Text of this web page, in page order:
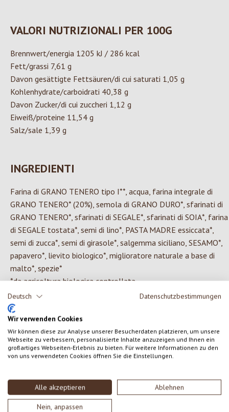
Deutsch Datenschutzbestimmungen
Wir verwenden Cookies
Wir können diese zur Analyse unserer Besucherdaten platzieren, um unsere
Webseite zu verbessern, personalisierte Inhalte anzuzeigen und Ihnen ein
großartiges Webseiten-Erlebnis zu bieten. Für weitere Informationen zu den
von uns verwendeten Cookies öffnen Sie die Einstellungen.
Alle akzeptieren Ablehnen
Nein, anpassen
VALORI NUTRIZIONALI PER 100G
Brennwert/energia 1205 kJ / 286 kcal
Fett/grassi 7,61 g
Davon gesättigte Fettsäuren/di cui saturati 1,05 g
Kohlenhydrate/carboidrati 40,38 g
Davon Zucker/di cui zuccheri 1,12 g
Eiweiß/proteine 11,54 g
Salz/sale 1,39 g
INGREDIENTI
Farina di GRANO TENERO tipo I**, acqua, farina integrale di
GRANO TENERO* (20%), semola di GRANO DURO*, sfarinati di
GRANO TENERO*, sfarinati di SEGALE*, sfarinati di SOIA*, farina
di SEGALE tostata*, semi di lino*, PASTA MADRE essiccata*,
semi di zucca*, semi di girasole*, salgemma siciliano, SESAMO*,
papavero*, lievito biologico*, miglioratore naturale a base di
malto*, spezie*
*da agricoltura biologica controllata
**da agricoltura biologica controllata Bioland
0 di 0 valutazioni
Formula una valutazione!
Condividi le tue esperienze con il prodotto con altri clienti.